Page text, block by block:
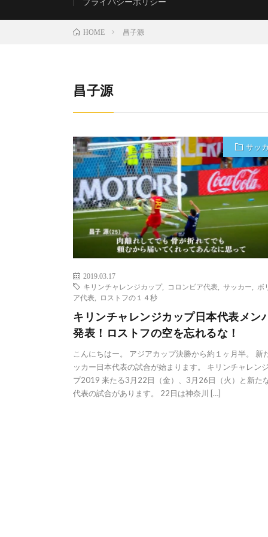
HOME 昌子源
昌子源
サッ
2019.03.17
キリンチャレンジカップ, コロンビア代表 サッカー
ボ
ア代表
ロストフの１４秒
キリンチャレンジカップ日本代表メン
発表！ロストフの空を忘れるな！
こんにちはー。 アジアカップ決勝から約１ヶ月半。 新
ッカー日本代表の試合が始まります。 キリンチャレン
プ2019 来たる3月22日（金）、3月26日（火）と新た
代表の試合があります。 22日は神奈川 […]